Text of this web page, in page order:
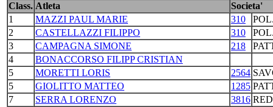
Class. Atleta
Societa'
1
MAZZI PAUL MARIE 310
2
CASTELLAZZI FILIPPO 310
3
CAMPAGNA SIMONE 218
4
BONACCORSO FILIPP CRISTIAN
5
MORETTI LORIS 2564
5
GIOLITTO MATTEO 1285
7
SERRA LORENZO 3816